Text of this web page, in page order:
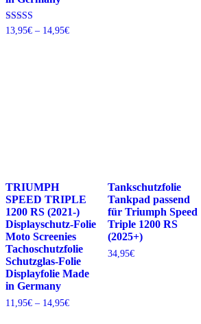
Bewertet mit
5.00
13,95€ – 14,95€Preisspanne:
TRIUMPH
SPEED TRIPLE
1200 RS (2021-)
Displayschutz-Folie
Moto Screenies
Tachoschutzfolie
Schutzglas-Folie
Displayfolie Made
in Germany
11,95€ – 14,95€Preisspanne:
Tankschutzfolie
Tankpad passend
für Triumph Speed
Triple 1200 RS
(2025+)
34,95€